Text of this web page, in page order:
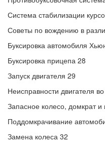
Система стабилизации
Советы по вождению в
Буксировка автомобиля
Буксировка прицепа 28
Запуск двигателя 29
Неисправности двигателя
Запасное колесо, домкрат и
Поддомкрачивание
Замена колеса 32